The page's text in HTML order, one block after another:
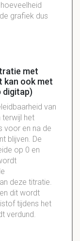
grafiek dus
met
kan ook met
digitap)
van
terwijl het
voor en na de
blijven. De
op 0 en
deze titratie.
dit wordt
tijdens het
verdund.